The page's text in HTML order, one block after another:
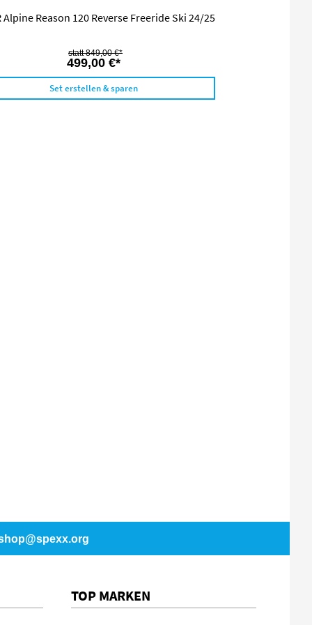
Alpine Reason 120 Reverse Freeride Ski 24/25
499,00 €*
849,00 €*
Set erstellen & sparen
TOP MARKEN